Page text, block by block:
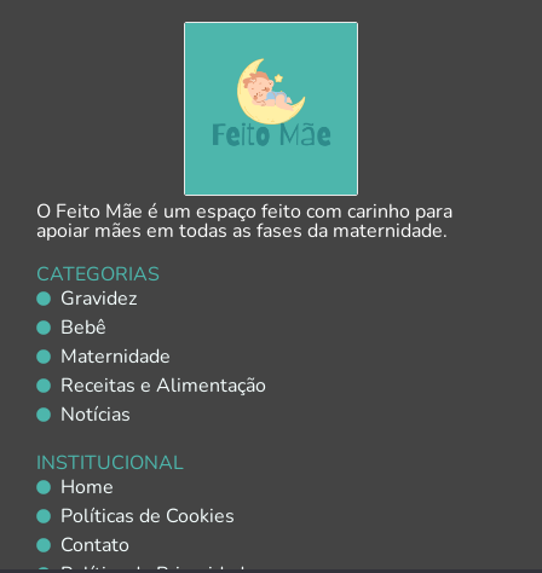
O Feito Mãe é um espaço feito com carinho para
apoiar mães em todas as fases da maternidade.
CATEGORIAS
Gravidez
Bebê
Maternidade
Receitas e Alimentação
Notícias
INSTITUCIONAL
Home
Políticas de Cookies
Contato